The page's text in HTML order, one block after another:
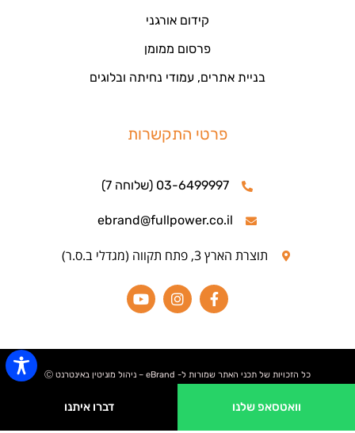
וואטסאפ שלנו דברו איתנו
קידום אורגני
פרסום ממומן
בניית אתרים, עמודי נחיתה ובלוגים
פרטי התקשרות
03-6499997 (שלוחה 7)
ebrand@fullpower.co.il
תוצרת הארץ 3, פתח תקווה (מגדלי ב.ס.ר)
כל הזכויות של תכני האתר שמורות ל- eBrand – ניהול מוניטין באינטרנט Ⓒ